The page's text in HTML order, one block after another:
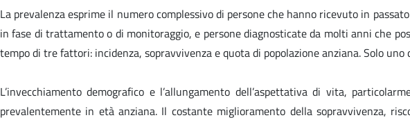
La prevalenza esprime il numero complessivo di persone che hanno ricevuto in
in fase di trattamento o di monitoraggio, e persone diagnosticate da molti anni che
tempo di tre fattori: incidenza, sopravvivenza e quota di popolazione anziana. Solo
L’invecchiamento demografico e l’allungamento dell’aspettativa di vita,
prevalentemente in età anziana. Il costante miglioramento della sopravvivenza,